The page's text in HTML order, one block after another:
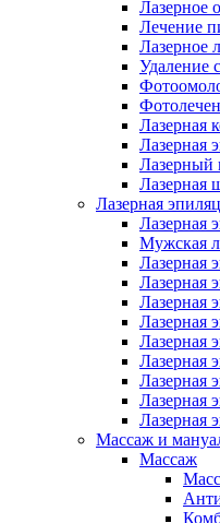
Лазерное
Лечение
Лазерное
Удаление
Лазерная
Лазерная
Лазерный
Лазерная
Лазерная
Лазерная
Мужская
Лазерная
Лазерная
Лазерная
Лазерная
Лазерная
Лазерная
Лазерная
Лазерная
Лазерная
Массаж и
Массаж